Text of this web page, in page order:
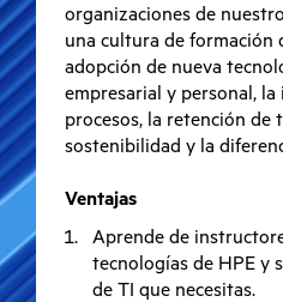
organizaciones de
una cultura de formación
adopción de nueva
empresarial y personal, la
procesos, la retención de
sostenibilidad y la
Ventajas
Aprende de
tecnologías de HPE y
de TI que necesitas.